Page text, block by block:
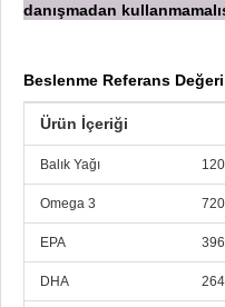
danışmadan
Beslenme Referans
Ürün İçeriği
Balık Yağı
Omega 3
EPA
DHA